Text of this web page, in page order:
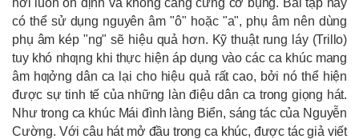
có thể sử dụng nguyên âm "ô" hoặc "a", phụ âm nên dùng
phụ âm kép "ng" sẽ hiệu quả hơn. Kỹ thuật rung láy (Trillo)
tuy khó nhƣng khi thực hiện áp dụng vào các ca khúc mang
âm hƣởng dân ca lại cho hiệu quả rất cao, bởi nó thể hiện
được sự tinh tế của những làn điệu dân ca trong giọng hát.
Như trong ca khúc Mái đình làng Biển, sáng tác của Nguyễn
Cường. Với câu hát mở đầu trong ca khúc, được tác giả viết